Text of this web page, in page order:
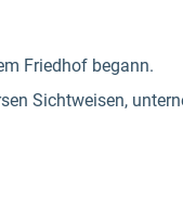
Friedhof begann.
Sichtweisen,